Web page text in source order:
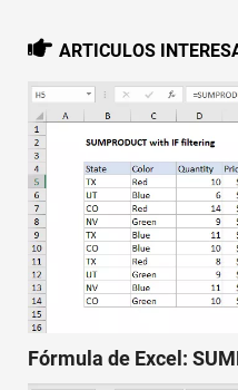
ARTICULOS
Fórmula de Excel: